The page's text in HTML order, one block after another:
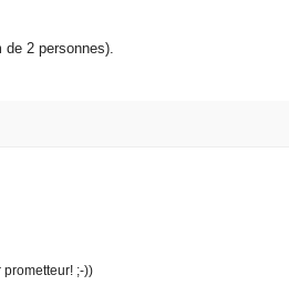
2 personnes).
prometteur! ;-))